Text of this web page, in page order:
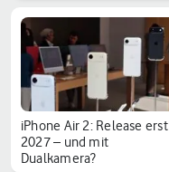
iPhone Air 2: Release erst
2027 – und mit
Dualkamera?